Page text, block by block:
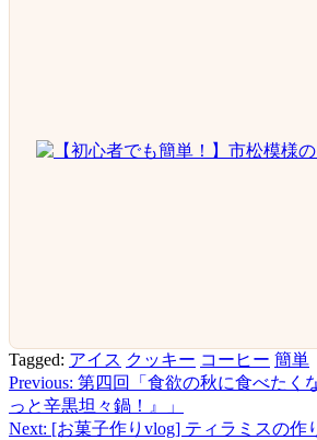
Tagged: アイス クッキー コーヒー 簡単
投
稿
Previous: 第四回「食欲の秋に食べたく
っと辛黒坦々鍋！』」
Next: [お菓子作りvlog] ティラミスの作